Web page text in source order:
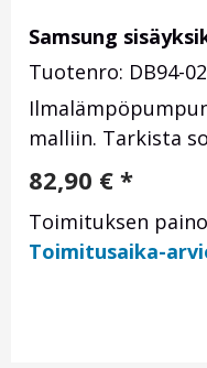
Samsung
Tuotenro: DB94-
malliin. Tarkista
82,90 € *
Toimituksen
Toimitusaika-